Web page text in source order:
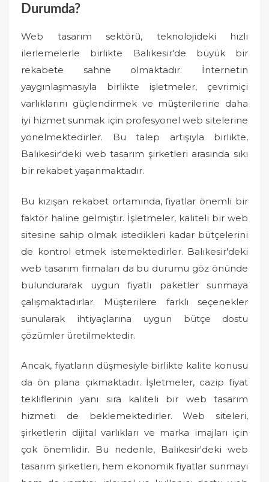
Durumda?
Web tasarım sektörü, teknolojideki hızlı
ilerlemelerle birlikte Balıkesir'de büyük bir
rekabete sahne olmaktadır. İnternetin
yaygınlaşmasıyla birlikte işletmeler, çevrimiçi
varlıklarını güçlendirmek ve müşterilerine daha
iyi hizmet sunmak için profesyonel web sitelerine
yönelmektedirler. Bu talep artışıyla birlikte,
Balıkesir'deki web tasarım şirketleri arasında sıkı
bir rekabet yaşanmaktadır.
Bu kızışan rekabet ortamında, fiyatlar önemli bir
faktör haline gelmiştir. İşletmeler, kaliteli bir web
sitesine sahip olmak istedikleri kadar bütçelerini
de kontrol etmek istemektedirler. Balıkesir'deki
web tasarım firmaları da bu durumu göz önünde
bulundurarak uygun fiyatlı paketler sunmaya
çalışmaktadırlar. Müşterilere farklı seçenekler
sunularak ihtiyaçlarına uygun bütçe dostu
çözümler üretilmektedir.
Ancak, fiyatların düşmesiyle birlikte kalite konusu
da ön plana çıkmaktadır. İşletmeler, cazip fiyat
tekliflerinin yanı sıra kaliteli bir web tasarım
hizmeti de beklemektedirler. Web siteleri,
şirketlerin dijital varlıkları ve marka imajları için
çok önemlidir. Bu nedenle, Balıkesir'deki web
tasarım şirketleri, hem ekonomik fiyatlar sunmayı